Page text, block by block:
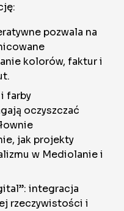
pozwala na
kolorów, faktur i
farby
oczyszczać
jak projekty
w Mediolanie i
integracja
rzeczywistości i